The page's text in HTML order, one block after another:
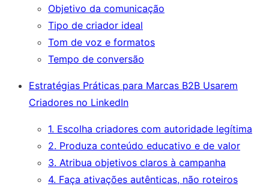
Objetivo da comunicação
Tipo de criador ideal
Tom de voz e formatos
Tempo de conversão
Estratégias Práticas para Marcas B2B Usarem
Criadores no LinkedIn
1. Escolha criadores com autoridade legítima
2. Produza conteúdo educativo e de valor
3. Atribua objetivos claros à campanha
4. Faça ativações autênticas, não roteiros